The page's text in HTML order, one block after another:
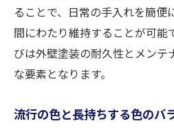
ることで、日常の手入れを簡便
間にわたり維持することが可能
びは外壁塗装の耐久性とメンテ
な要素となります。
流行の色と長持ちする色のバ